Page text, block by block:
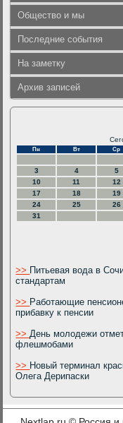
Общество и мы
Последние события
На заметку
Архив записей
Пн Вт Ср
3
4 5
10
11 12
17
18 19
24
25 26
31
>> Питьевая вода в
стандартам
>> Работающие
прибавку к пенсии
>>День молодежи
флешмобами
>> Новый терминал
Олега Дерипаски